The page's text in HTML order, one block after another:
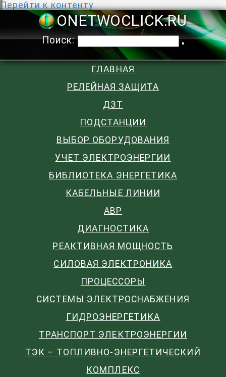
Перейти к контенту
Поиск:
ГЛАВНАЯ
РЕЛЕЙНАЯ ЗАЩИТА
ДЗТ
ПОДСТАНЦИИ
ВЫБОР ОБОРУДОВАНИЯ
УЧЕТ ЭЛЕКТРОЭНЕРГИИ
БИБЛИОТЕКА ЭНЕРГЕТИКА
КАБЕЛЬНЫЕ ЛИНИИ
АВР
ДИАГНОСТИКА
РЕАКТИВНАЯ МОЩНОСТЬ
СИЛОВАЯ ЭЛЕКТРОНИКА
ПРОЦЕССОРЫ
СИСТЕМЫ ЭЛЕКТРОСНАБЖЕНИЯ
ГИДРОЭНЕРГЕТИКА
ТРАНСПОРТ ЭЛЕКТРОЭНЕРГИИ
ТЭК – ТОПЛИВНО-ЭНЕРГЕТИЧЕСКИЙ
КОМПЛЕКС